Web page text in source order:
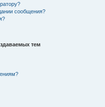
сообщения?
тем